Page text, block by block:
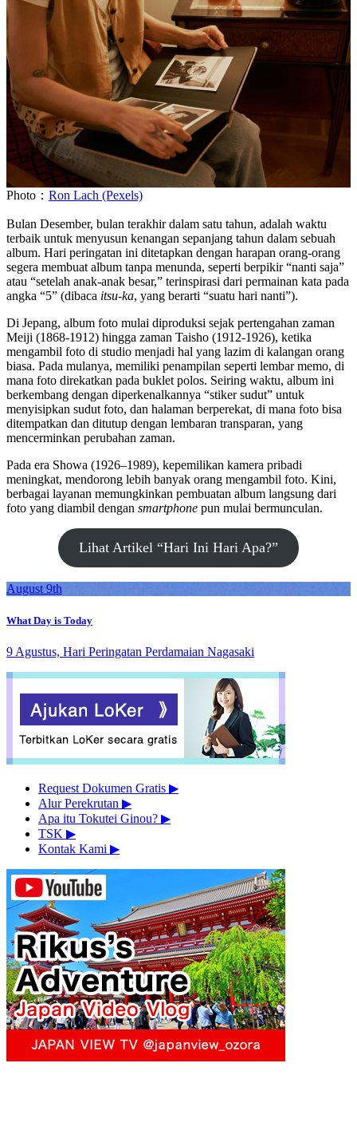
Photo： Ron Lach (Pexels)
Bulan Desember, bulan terakhir dalam satu tahun, adalah waktu
terbaik untuk menyusun kenangan sepanjang tahun dalam sebuah
album. Hari peringatan ini ditetapkan dengan harapan orang-orang
segera membuat album tanpa menunda, seperti berpikir “nanti saja”
atau “setelah anak-anak besar,” terinspirasi dari permainan kata pada
angka “5” (dibaca itsu-ka, yang berarti “suatu hari nanti”).
Di Jepang, album foto mulai diproduksi sejak pertengahan zaman
Meiji (1868-1912) hingga zaman Taisho (1912-1926), ketika
mengambil foto di studio menjadi hal yang lazim di kalangan orang
biasa. Pada mulanya, memiliki penampilan seperti lembar memo, di
mana foto direkatkan pada buklet polos. Seiring waktu, album ini
berkembang dengan diperkenalkannya “stiker sudut” untuk
menyisipkan sudut foto, dan halaman berperekat, di mana foto bisa
ditempatkan dan ditutup dengan lembaran transparan, yang
mencerminkan perubahan zaman.
Pada era Showa (1926–1989), kepemilikan kamera pribadi
meningkat, mendorong lebih banyak orang mengambil foto. Kini,
berbagai layanan memungkinkan pembuatan album langsung dari
foto yang diambil dengan smartphone pun mulai bermunculan.
Lihat Artikel “Hari Ini Hari Apa?”
August 9th
What Day is Today
9 Agustus, Hari Peringatan Perdamaian Nagasaki
Request Dokumen Gratis ▶︎
Alur Perekrutan ▶︎
Apa itu Tokutei Ginou? ▶︎
TSK ▶︎
Kontak Kami ▶︎